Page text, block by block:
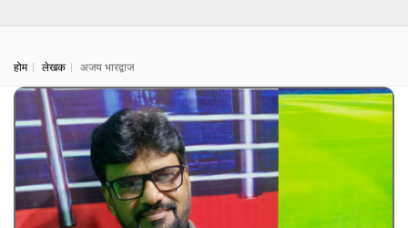
होम लेखक अजय भारद्वाज